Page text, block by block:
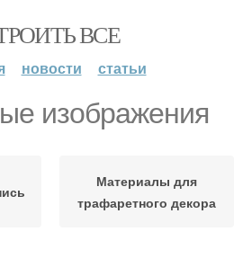
ВСЕ
новости статьи
изображения
Материалы для
трафаретного декора